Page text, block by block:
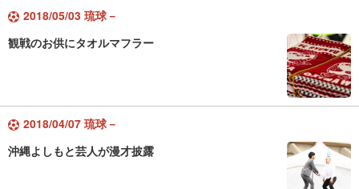
2018/05/03 琉球－
観戦のお供にタオルマフラー
2018/04/07 琉球－
沖縄よしもと芸人が漫才披露